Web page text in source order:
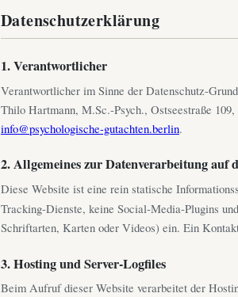
Datenschutzerklärung
1. Verantwortlicher
Verantwortlicher im Sinne der Datenschutz-
Thilo Hartmann, M.Sc.-Psych., Ostseestraße
info@psychologische-gutachten.berlin.
2. Allgemeines zur Datenverarbeitung auf
Diese Website ist eine rein statische
Tracking-Dienste, keine Social-Media-Plugins
Schriftarten, Karten oder Videos) ein. Ein
3. Hosting und Server-Logfiles
Beim Aufruf dieser Website verarbeitet der